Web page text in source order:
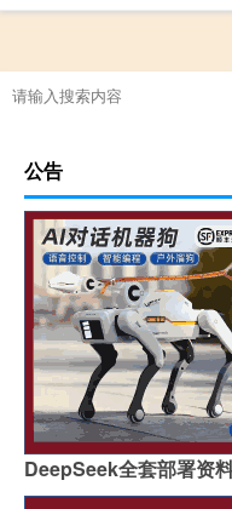
公告
DeepSeek全套部署资